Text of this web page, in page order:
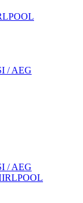
/ AEG
/ AEG